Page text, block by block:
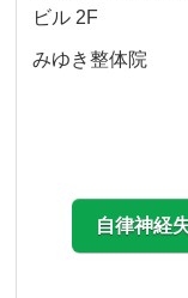
ビル 2F
みゆき整体院
自律神経